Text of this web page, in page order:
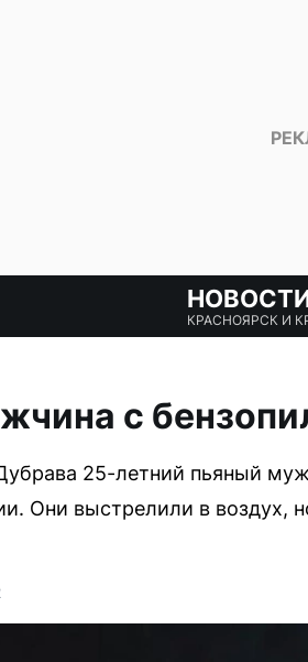
КРАСНОЯРСК И
с
25-летний пьяный
Они выстрелили в воздух,